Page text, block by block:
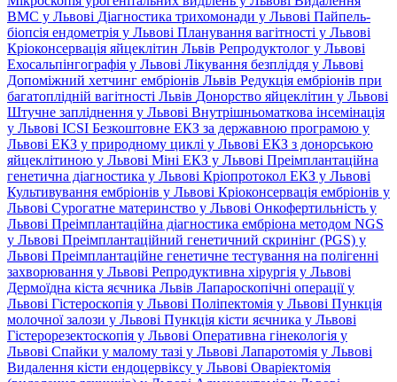
ВМС у Львові Діагностика трихомонади у Львові Пайпель-
біопсія ендометрія у Львові Планування вагітності у Львові
Кріоконсервація яйцеклітин Львів Репродуктолог у Львові
Ехосальпінгографія у Львові Лікування безпліддя у Львові
Допоміжний хетчинг ембріонів Львів Редукція ембріонів при
багатоплідній вагітності Львів Донорство яйцеклітин у Львові
Штучне запліднення у Львові Внутрішньоматкова інсемінація
у Львові ICSI Безкоштовне ЕКЗ за державною програмою у
Львові ЕКЗ у природному циклі у Львові ЕКЗ з донорською
яйцеклітиною у Львові Міні ЕКЗ у Львові Преімплантаційна
генетична діагностика у Львові Кріопротокол ЕКЗ у Львові
Культивування ембріонів у Львові Кріоконсервація ембріонів у
Львові Сурогатне материнство у Львові Онкофертильність у
Львові Преімплантаційна діагностика ембріона методом NGS
у Львові Преімплантаційний генетичний скринінг (PGS) у
Львові Преімплантаційне генетичне тестування на полігенні
захворювання у Львові Репродуктивна хірургія у Львові
Дермоїдна кіста яєчника Львів Лапароскопічні операції у
Львові Гістероскопія у Львові Поліпектомія у Львові Пункція
молочної залози у Львові Пункція кісти яєчника у Львові
Гістерорезектоскопія у Львові Оперативна гінекологія у
Львові Спайки у малому тазі у Львові Лапаротомія у Львові
Видалення кісти ендоцервіксу у Львові Оваріектомія